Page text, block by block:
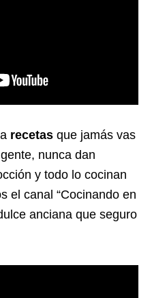
recetas que jamás vas
nunca dan
y todo lo cocinan
el canal “Cocinando en
anciana que seguro